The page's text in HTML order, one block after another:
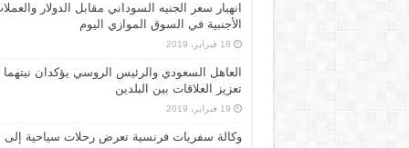
انهيار سعر الجنيه السوداني مقابل الدولار
الأجنبية في السوق الموازي اليوم
18 فبراير، 2019
العاهل السعودي والرئيس الروسي يؤكدان نيتهما
تعزيز العلاقات بين البلدين
19 فبراير، 2019
وكالة سفريات فرنسية تعرض رحلات سياحية إلى